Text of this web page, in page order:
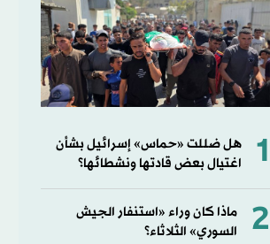
1
هل ضللت «حماس» إسرائيل بشأن
اغتيال بعض قادتها ونشطائها؟
2
ماذا كان وراء «استنفار الجيش
السوري» الثلاثاء؟